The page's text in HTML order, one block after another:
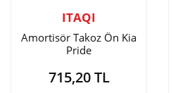
ITAQI
Amortisör Takoz Ön Kia
Pride
715,20 TL